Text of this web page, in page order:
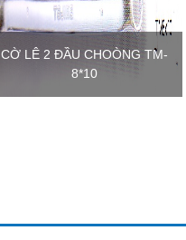
CỜ LÊ 2 ĐẦU CHOÒNG TM-
8*10